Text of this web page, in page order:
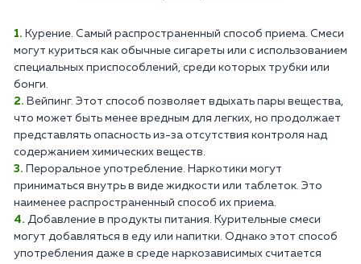
Курение. Самый распространенный способ приема. Смеси
могут куриться как обычные сигареты или с использованием
специальных приспособлений, среди которых трубки или
бонги.
Вейпинг. Этот способ позволяет вдыхать пары вещества,
что может быть менее вредным для легких, но продолжает
представлять опасность из-за отсутствия контроля над
содержанием химических веществ.
Пероральное употребление. Наркотики могут
приниматься внутрь в виде жидкости или таблеток. Это
наименее распространенный способ их приема.
Добавление в продукты питания. Курительные смеси
могут добавляться в еду или напитки. Однако этот способ
употребления даже в среде наркозависимых считается